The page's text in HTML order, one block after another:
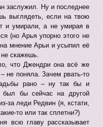
заслужил. Ну и последнее
выглядеть, если на твою
и умирали, а не умирая в
(но Арья упорно этого не
мнение Арьи и усыпил её
не скажешь.
что Джендри она всё же
не поняла. Зачем рвать-то
рано – ну так бы и
бы сейчас на другой
за леди Редвин (я, кстати,
то или так сплетни?)
всю главу рассказывает